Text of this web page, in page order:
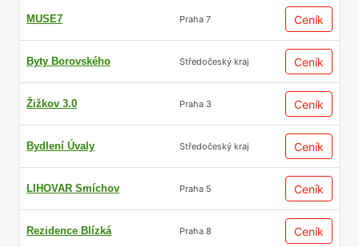
MUSE7 Praha 7 Ceník
Byty Borovského Středočeský kraj Ceník
Žižkov 3.0 Praha 3 Ceník
Bydlení Úvaly Středočeský kraj Ceník
LIHOVAR Smíchov Praha 5 Ceník
Rezidence Blízká Praha 8 Ceník